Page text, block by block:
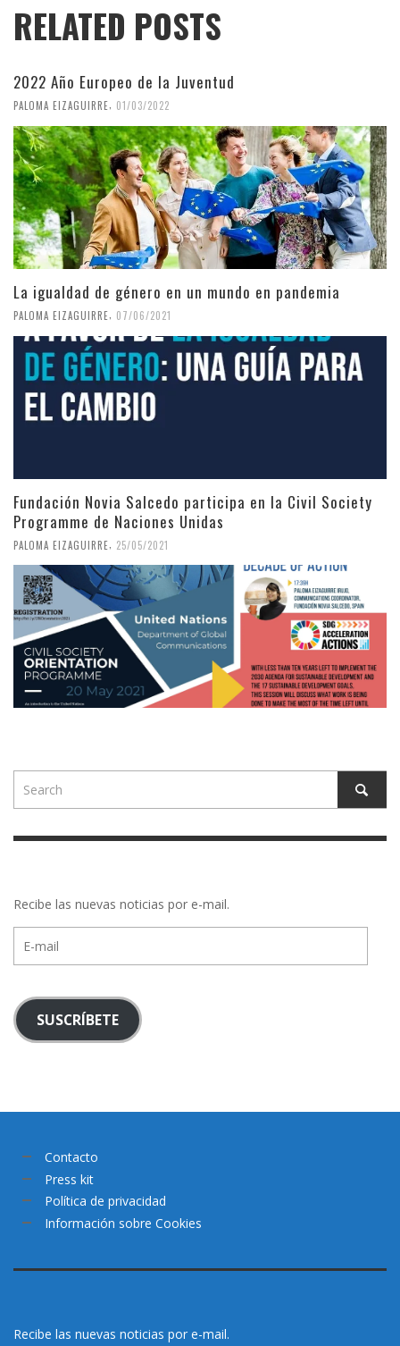
RELATED POSTS
2022 Año Europeo de la Juventud
PALOMA EIZAGUIRRE 01/03/2022
La igualdad de género en un mundo en pandemia
PALOMA EIZAGUIRRE 07/06/2021
Fundación Novia Salcedo participa en la Civil Society
Programme de Naciones Unidas
PALOMA EIZAGUIRRE 25/05/2021
Recibe las nuevas noticias por e-mail.
mail
SUSCRÍBETE
Contacto
Press kit
Política de privacidad
Información sobre Cookies
Recibe las nuevas noticias por e-mail.